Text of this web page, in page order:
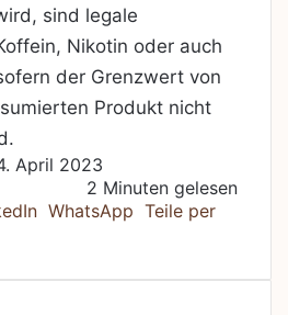
sind legale
Nikotin oder auch
der Grenzwert von
Produkt nicht
April 2023
2 Minuten gelesen
WhatsApp Teile per